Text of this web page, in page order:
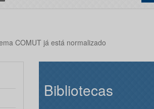
COMUT já está normalizado
Bibliotecas